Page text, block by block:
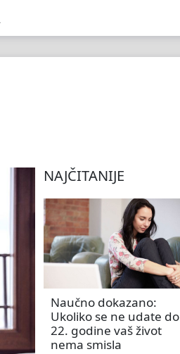
NAJČITANIJE
Naučno dokazano:
Ukoliko se ne udate do
22. godine vaš život
nema smisla